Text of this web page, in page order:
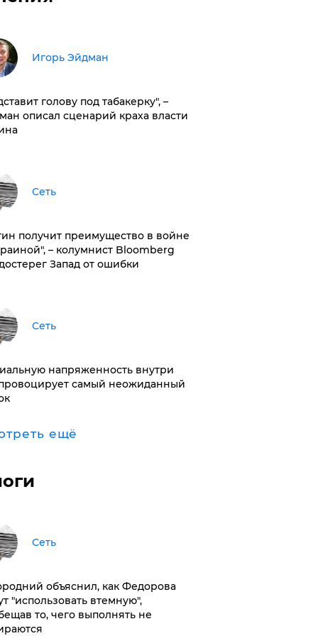
Игорь Эйдман
голову под табакерку", –
описал сценарий краха власти
Сеть
получит преимущество в войне
– колумнист Bloomberg
Запад от ошибки
Сеть
напряженность внутри
самый неожиданный
ещё
Сеть
объяснил, как Федорова
"использовать втемную",
то, чего выполнять не